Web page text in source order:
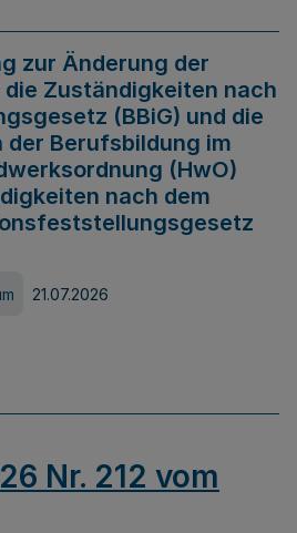
zur Änderung der
Zuständigkeiten nach
(BBiG) und die
Berufsbildung im
(HwO)
nach dem
21.07.2026
Nr. 212 vom